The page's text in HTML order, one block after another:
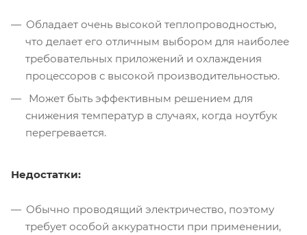
Обладает очень высокой теплопроводностью,
что делает его отличным выбором для наиболее
требовательных приложений и охлаждения
процессоров с высокой производительностью.
Может быть эффективным решением для
снижения температур в случаях, когда ноутбук
перегревается.
Недостатки:
Обычно проводящий электричество, поэтому
требует особой аккуратности при применении,